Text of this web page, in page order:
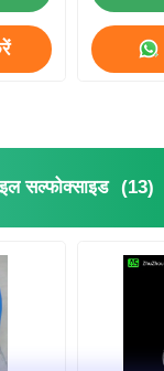
सल्फोक्साइड (13)